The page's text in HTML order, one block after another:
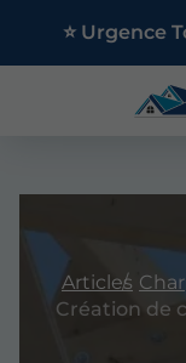
⭐ Urgence
Articles